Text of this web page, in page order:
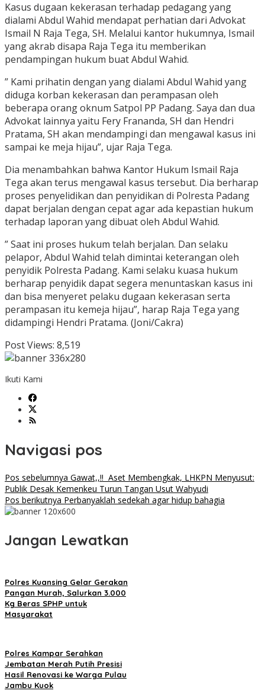
Kasus dugaan kekerasan terhadap pedagang yang
dialami Abdul Wahid mendapat perhatian dari Advokat
Ismail N Raja Tega, SH. Melalui kantor hukumnya, Ismail
yang akrab disapa Raja Tega itu memberikan
pendampingan hukum buat Abdul Wahid.
” Kami prihatin dengan yang dialami Abdul Wahid yang
diduga korban kekerasan dan perampasan oleh
beberapa orang oknum Satpol PP Padang. Saya dan dua
Advokat lainnya yaitu Fery Frananda, SH dan Hendri
Pratama, SH akan mendampingi dan mengawal kasus ini
sampai ke meja hijau”, ujar Raja Tega.
Dia menambahkan bahwa Kantor Hukum Ismail Raja
Tega akan terus mengawal kasus tersebut. Dia berharap
proses penyelidikan dan penyidikan di Polresta Padang
dapat berjalan dengan cepat agar ada kepastian hukum
terhadap laporan yang dibuat oleh Abdul Wahid.
” Saat ini proses hukum telah berjalan. Dan selaku
pelapor, Abdul Wahid telah dimintai keterangan oleh
penyidik Polresta Padang. Kami selaku kuasa hukum
berharap penyidik dapat segera menuntaskan kasus ini
dan bisa menyeret pelaku dugaan kekerasan serta
perampasan itu kemeja hijau”, harap Raja Tega yang
didampingi Hendri Pratama. (Joni/Cakra)
Post Views: 8,519
Ikuti Kami
Navigasi pos
Pos sebelumnya Gawat,,!! Aset Membengkak, LHKPN Menyusut:
Publik Desak Kemenkeu Turun Tangan Usut Wahyudi
Pos berikutnya Perbanyaklah sedekah agar hidup bahagia
Jangan Lewatkan
Polres Kuansing Gelar Gerakan
Pangan Murah, Salurkan 3.000
Kg Beras SPHP untuk
Masyarakat
Polres Kampar Serahkan
Jembatan Merah Putih Presisi
Hasil Renovasi ke Warga Pulau
Jambu Kuok